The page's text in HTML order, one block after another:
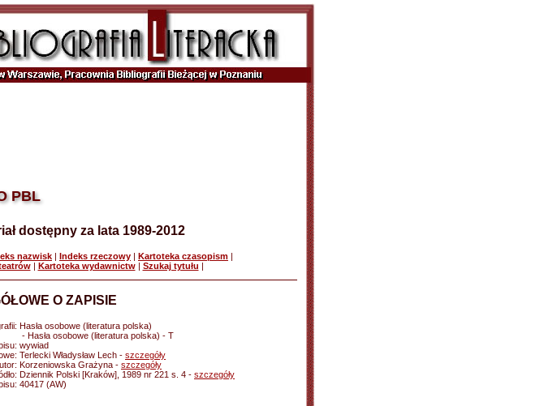
PBL
dostępny za lata 1989-2012
nazwisk | Indeks rzeczowy | Kartoteka czasopism |
| Kartoteka wydawnictw| Szukaj tytułu |
O ZAPISIE
Hasła osobowe (literatura polska)
- Hasła osobowe (literatura polska) - T
wywiad
Terlecki Władysław Lech - szczegóły
Korzeniowska Grażyna - szczegóły
Dziennik Polski [Kraków], 1989 nr 221 s. 4 - szczegóły
40417 (AW)